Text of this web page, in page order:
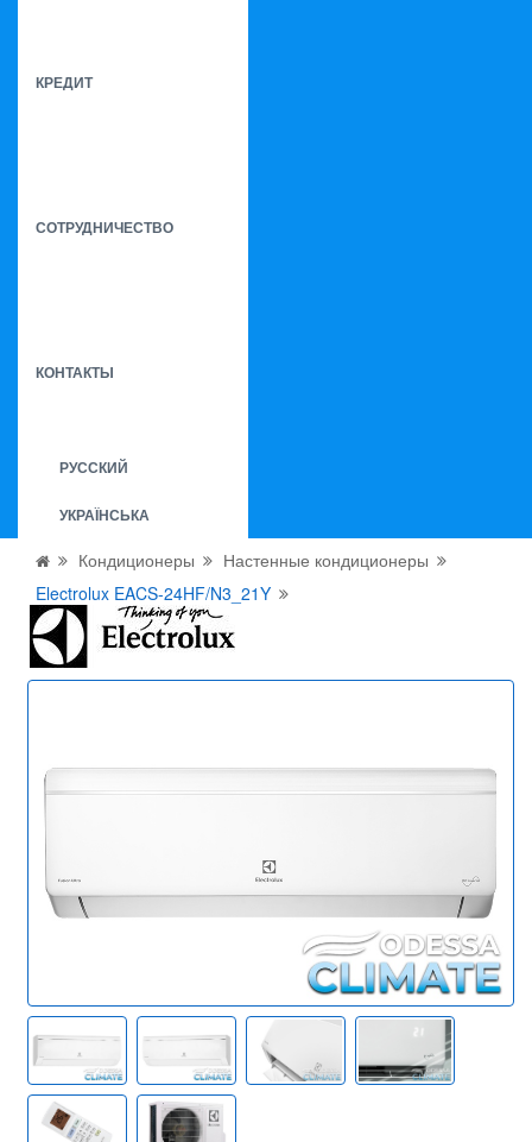
КРЕДИТ
СОТРУДНИЧЕСТВО
КОНТАКТЫ
РУССКИЙ
УКРАЇНСЬКА
Кондиционеры
Настенные кондиционеры
Electrolux EACS-24HF/N3_21Y